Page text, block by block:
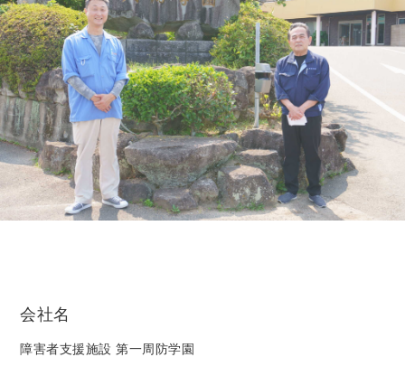
会社名
障害者支援施設 第一周防学園